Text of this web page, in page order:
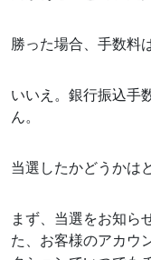
勝った場合、手数料
いいえ。銀行振込手
ん。
当選したかどうかは
まず、当選をお知ら
た、お客様のアカウ